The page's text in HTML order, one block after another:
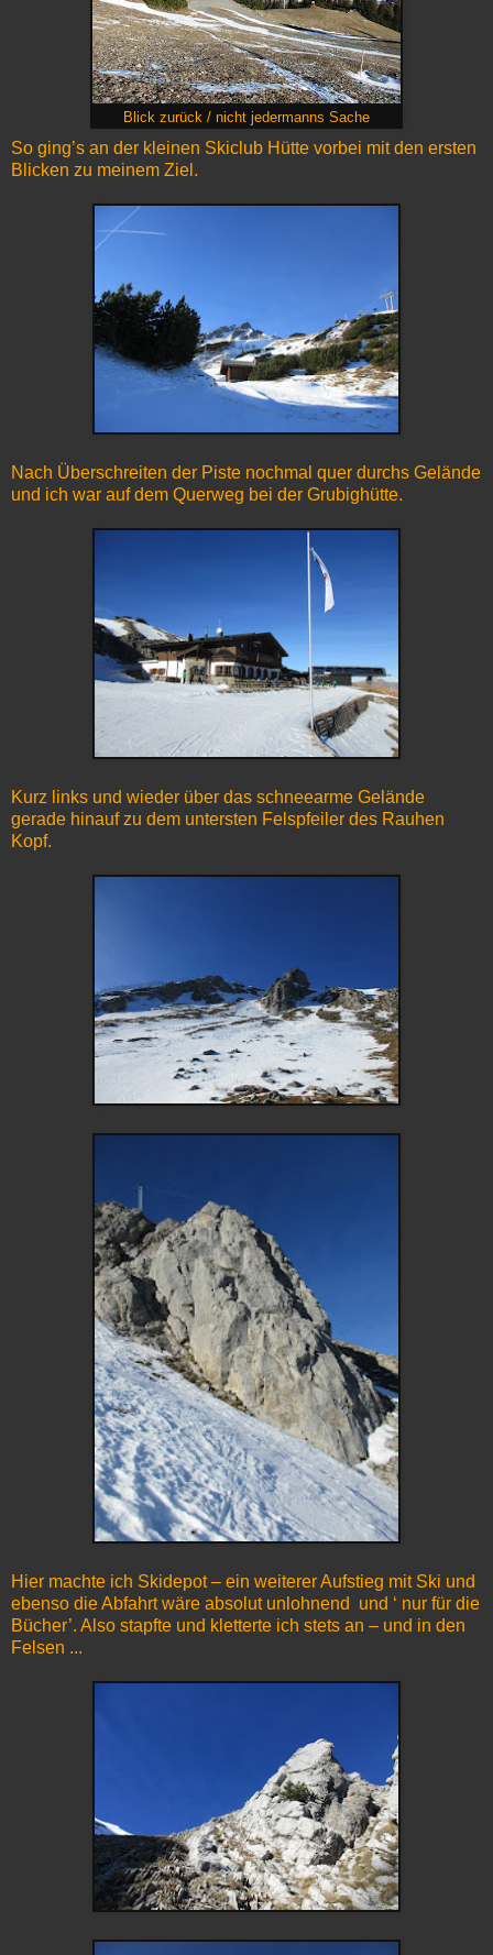
Blick zurück / nicht jedermanns Sache
So ging’s an der kleinen Skiclub Hütte vorbei mit den ersten
Blicken zu meinem Ziel.
Nach Überschreiten der Piste nochmal quer durchs Gelände
und ich war auf dem Querweg bei der Grubighütte.
Kurz links und wieder über das schneearme Gelände
gerade hinauf zu dem untersten Felspfeiler des Rauhen
Kopf.
Hier machte ich Skidepot – ein weiterer Aufstieg mit Ski und
ebenso die Abfahrt wäre absolut unlohnend und ‘ nur für die
Bücher’. Also stapfte und kletterte ich stets an – und in den
Felsen ...